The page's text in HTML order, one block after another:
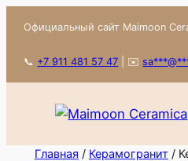
содержимому
Официальный сайт Maimoon
📞 +7 911 481 57 47 ✉️sa***@
Главная / Керамогранит /